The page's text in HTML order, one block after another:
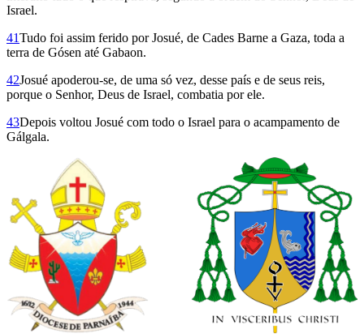
Israel.
41Tudo foi assim ferido por Josué, de Cades Barne a Gaza, toda a
terra de Gósen até Gabaon.
42Josué apoderou-se, de uma só vez, desse país e de seus reis,
porque o Senhor, Deus de Israel, com­batia por ele.
43Depois voltou Josué com todo o Israel para o acampamento de
Gálgala.